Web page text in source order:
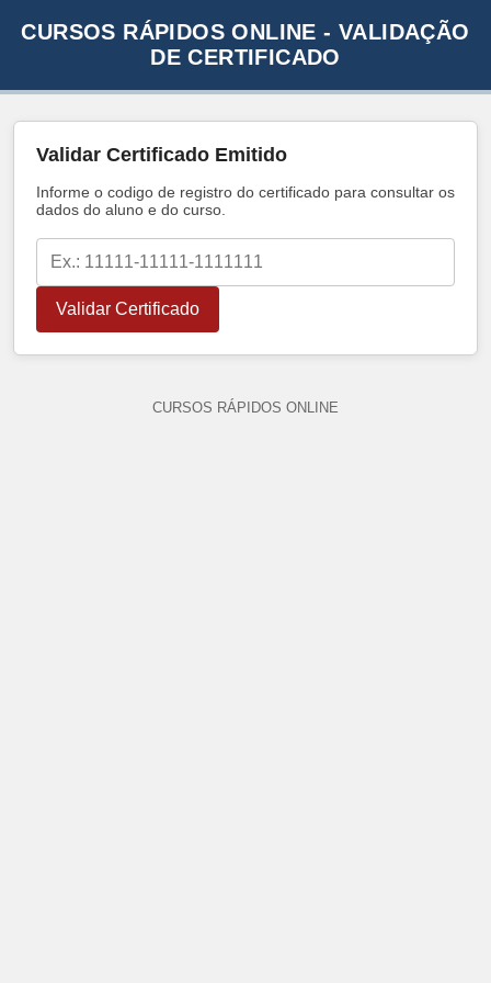
CURSOS RÁPIDOS ONLINE - VALIDAÇÃO
DE CERTIFICADO
Validar Certificado Emitido
Informe o codigo de registro do certificado para consultar os
dados do aluno e do curso.
Validar Certificado
CURSOS RÁPIDOS ONLINE